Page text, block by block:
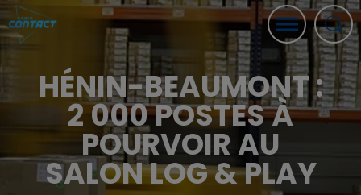
HÉNIN-BEAUMONT :
2 000 POSTES À
POURVOIR AU
SALON LOG & PLAY